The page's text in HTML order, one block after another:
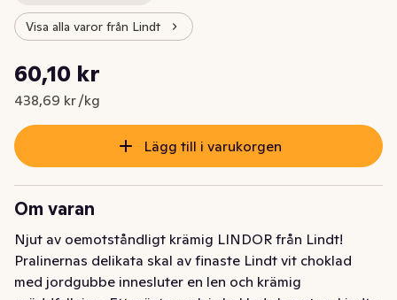
Visa alla varor från Lindt
Nuvarande pris är: 60,10 kr
60,10 kr
438,69 kr /kg
Styckpris: 438,69 kr /kg
Lägg till i varukorgen
Om varan
Njut av oemotståndligt krämig LINDOR från Lindt!
Pralinernas delikata skal av finaste Lindt vit choklad
med jordgubbe innesluter en len och krämig